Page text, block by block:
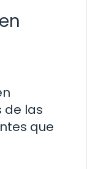
de las
que